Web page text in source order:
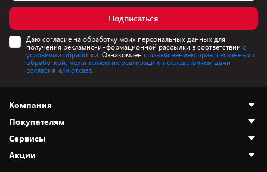
Подписаться
Даю согласие на обработку моих персональных данных для
получения рекламно-информационной рассылки в соответствии с
условиями обработки. Ознакомлен с разъяснением прав, связанных с
обработкой, механизмом их реализации, последствиями дачи
согласия или отказа.
Компания
О нас
Адреса магазинов
Новости
Покупателям
Как сделать заказ
Оплата и доставка
Сервисы
Акции